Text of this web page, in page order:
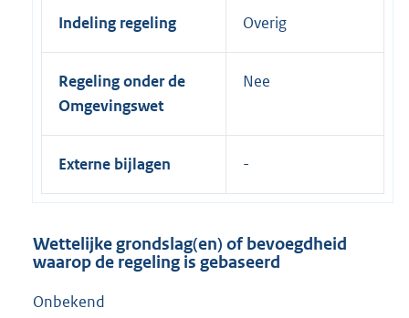
Indeling regeling Overig
Regeling onder de
Omgevingswet
Nee
Externe bijlagen
Wettelijke grondslag(en) of bevoegdheid
waarop de regeling is gebaseerd
Onbekend